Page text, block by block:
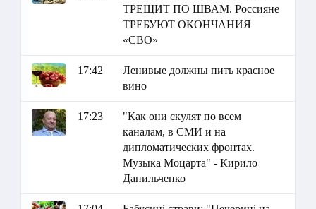
ТРЕЩИТ ПО ШВАМ. Россияне
ТРЕБУЮТ ОКОНЧАНИЯ
«СВО»
17:42
Ленивые должны пить красное
вино
17:23
"Как они скулят по всем
каналам, в СМИ и на
дипломатических фронтах.
Музыка Моцарта" - Кирило
Данильченко